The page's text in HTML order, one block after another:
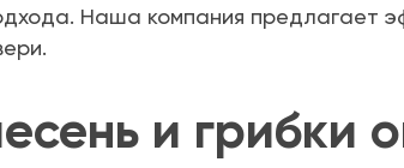
Наша компания предлагает
и грибки